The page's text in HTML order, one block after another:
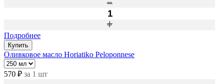
Подробнее
Купить
Оливковое масло Horiatiko Peloponnese
570 ₽ за 1 шт